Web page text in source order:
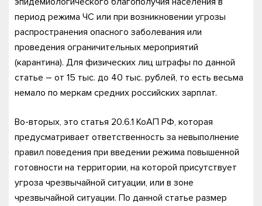
период режима ЧС или при возникновении угрозы
распространения опасного заболевания или
проведения ограничительных мероприятий
(карантина). Для физических лиц штрафы по данной
статье – от 15 тыс. до 40 тыс. рублей, то есть весьма
немало по меркам средних российских зарплат.
Во-вторых, это статья 20.6.1 КоАП РФ, которая
предусматривает ответственность за невыполнение
правил поведения при введении режима повышенной
готовности на территории, на которой присутствует
угроза чрезвычайной ситуации, или в зоне
чрезвычайной ситуации. По данной статье размер